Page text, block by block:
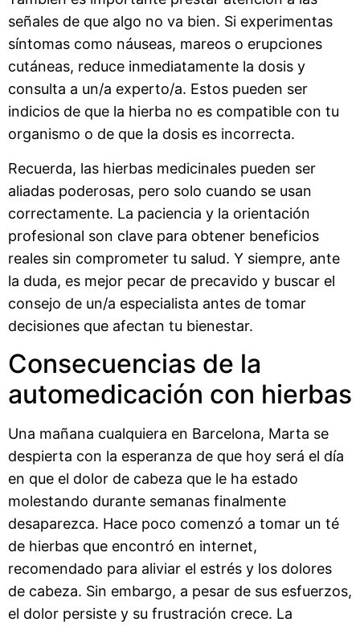
señales de que algo no va bien. Si experimentas
síntomas como náuseas, mareos o erupciones
cutáneas, reduce inmediatamente la dosis y
consulta a un/a experto/a. Estos pueden ser
indicios de que la hierba no es compatible con tu
organismo o de que la dosis es incorrecta.
Recuerda, las hierbas medicinales pueden ser
aliadas poderosas, pero solo cuando se usan
correctamente. La paciencia y la orientación
profesional son clave para obtener beneficios
reales sin comprometer tu salud. Y siempre, ante
la duda, es mejor pecar de precavido y buscar el
consejo de un/a especialista antes de tomar
decisiones que afectan tu bienestar.
Consecuencias de la
automedicación con hierbas
Una mañana cualquiera en Barcelona, Marta se
despierta con la esperanza de que hoy será el día
en que el dolor de cabeza que le ha estado
molestando durante semanas finalmente
desaparezca. Hace poco comenzó a tomar un té
de hierbas que encontró en internet,
recomendado para aliviar el estrés y los dolores
de cabeza. Sin embargo, a pesar de sus esfuerzos,
el dolor persiste y su frustración crece. La